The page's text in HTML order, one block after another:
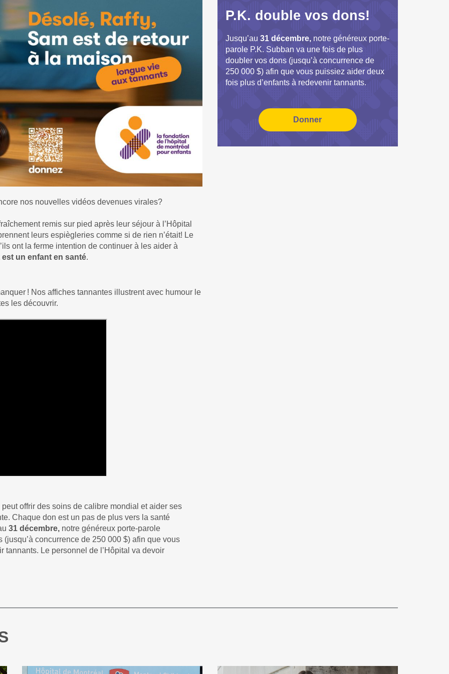
nos nouvelles vidéos devenues virales?
remis sur pied après leur séjour à l’Hôpital
leurs espiègleries comme si de rien n’était! Le
ont la ferme intention de continuer à les aider à
un enfant en santé.
! Nos affiches tannantes illustrent avec humour le
les découvrir.
offrir des soins de calibre mondial et aider ses
Chaque don est un pas de plus vers la santé
31 décembre, notre généreux porte-parole
concurrence de 250 000 $) afin que vous
tannants. Le personnel de l’Hôpital va devoir
P.K. double vos dons!
Jusqu’au 31 décembre, notre généreux porte-
parole P.K. Subban va une fois de plus
doubler vos dons (jusqu’à concurrence de
250 000 $) afin que vous puissiez aider deux
fois plus d’enfants à redevenir tannants.